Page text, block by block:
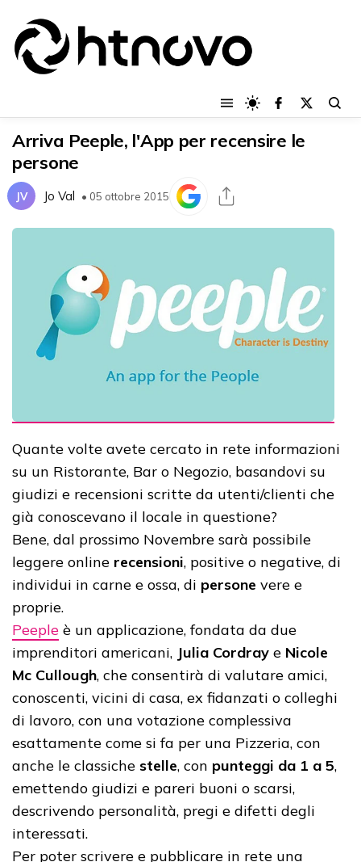
Arriva Peeple, l'App per recensire le
persone
JV Jo Val • 05 ottobre 2015
Quante volte avete cercato in rete informazioni
su un Ristorante, Bar o Negozio, basandovi su
giudizi e recensioni scritte da utenti/clienti che
già conoscevano il locale in questione?
Bene, dal prossimo Novembre sarà possibile
leggere online recensioni, positive o negative, di
individui in carne e ossa, di persone vere e
proprie.
Peeple è un applicazione, fondata da due
imprenditori americani, Julia Cordray e Nicole
Mc Cullough, che consentirà di valutare amici,
conoscenti, vicini di casa, ex fidanzati o colleghi
di lavoro, con una votazione complessiva
esattamente come si fa per una Pizzeria, con
anche le classiche stelle, con punteggi da 1 a 5,
emettendo giudizi e pareri buoni o scarsi,
descrivendo personalità, pregi e difetti degli
interessati.
Per poter scrivere e pubblicare in rete una